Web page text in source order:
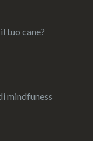
tuo cane?
mindfuness